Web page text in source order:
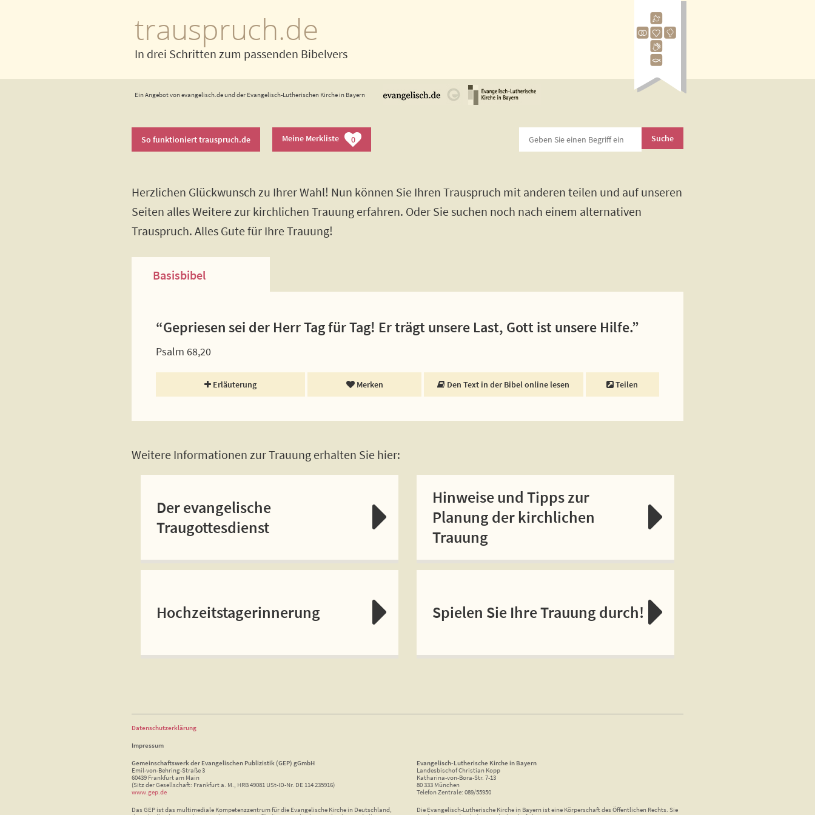
trauspruch.de
In drei Schritten zum passenden Bibelvers
Ein Angebot von evangelisch.de und der Evangelisch-Lutherischen Kirche in Bayern
So funktioniert trauspruch.de Meine Merkliste 0
Herzlichen Glückwunsch zu Ihrer Wahl! Nun können Sie Ihren Trauspruch mit anderen teilen und auf unseren
Seiten alles Weitere zur kirchlichen Trauung erfahren. Oder Sie suchen noch nach einem alternativen
Trauspruch. Alles Gute für Ihre Trauung!
Basisbibel
“Gepriesen sei der Herr Tag für Tag! Er trägt unsere Last, Gott ist unsere Hilfe.”
Psalm 68,20
Erläuterung Merken Den Text in der Bibel online lesen Teilen
Weitere Informationen zur Trauung erhalten Sie hier:
Der evangelische
Traugottesdienst
Hinweise und Tipps zur
Planung der kirchlichen
Trauung
Hochzeitstagerinnerung Spielen Sie Ihre Trauung durch!
Datenschutzerklärung
Impressum
Gemeinschaftswerk der Evangelischen Publizistik (GEP) gGmbH
Emil-von-Behring-Straße 3
60439 Frankfurt am Main
(Sitz der Gesellschaft: Frankfurt a. M., HRB 49081 USt-ID-Nr. DE 114 235916)
www.gep.de
Das GEP ist das multimediale Kompetenzzentrum für die Evangelische Kirche in Deutschland,
Evangelisch-Lutherische Kirche in Bayern
Landesbischof Christian Kopp
Katharina-von-Bora-Str. 7-13
80 333 München
Telefon Zentrale: 089/55950
Die Evangelisch-Lutherische Kirche in Bayern ist eine Körperschaft des Öffentlichen Rechts. Sie